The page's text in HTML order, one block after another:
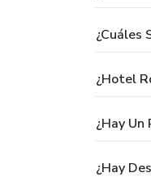
¿Cuáles
¿Hotel
¿Hay
¿Hay